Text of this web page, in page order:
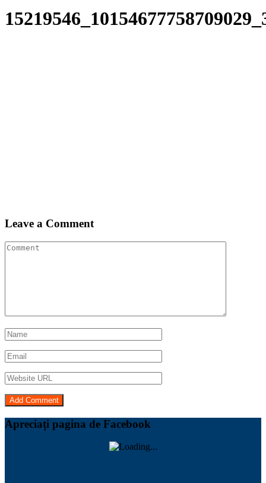
Leave a Comment
Apreciați pagina de Facebook